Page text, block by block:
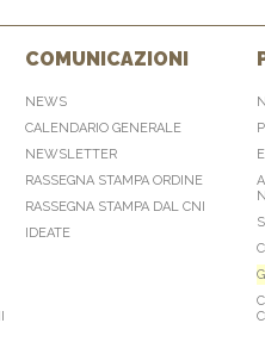
COMUNICAZIONI
NEWS
CALENDARIO GENERALE
NEWSLETTER
RASSEGNA STAMPA ORDINE
RASSEGNA STAMPA DAL CNI
IDEATE